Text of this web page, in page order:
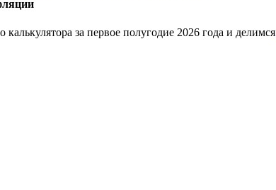
за первое полугодие 2026 года и делимся